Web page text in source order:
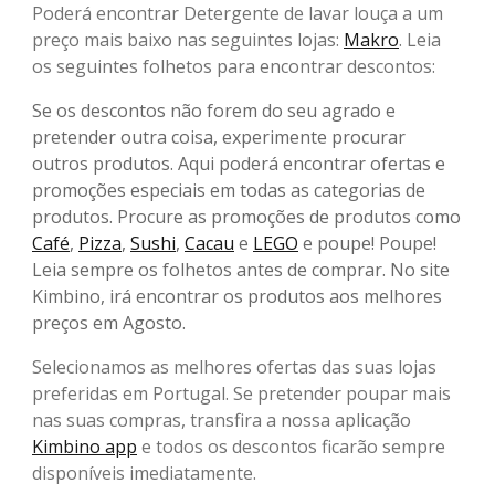
Poderá encontrar Detergente de lavar louça a um
preço mais baixo nas seguintes lojas: Makro. Leia
os seguintes folhetos para encontrar descontos:
Se os descontos não forem do seu agrado e
pretender outra coisa, experimente procurar
outros produtos. Aqui poderá encontrar ofertas e
promoções especiais em todas as categorias de
produtos. Procure as promoções de produtos como
Café, Pizza, Sushi, Cacau e LEGO e poupe! Poupe!
Leia sempre os folhetos antes de comprar. No site
Kimbino, irá encontrar os produtos aos melhores
preços em Agosto.
Selecionamos as melhores ofertas das suas lojas
preferidas em Portugal. Se pretender poupar mais
nas suas compras, transfira a nossa aplicação
Kimbino app e todos os descontos ficarão sempre
disponíveis imediatamente.